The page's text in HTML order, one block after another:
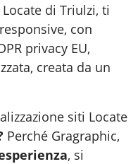
di Triulzi, ti
con
privacy EU,
creata da un
siti Locate
Perché Gragraphic,
, si